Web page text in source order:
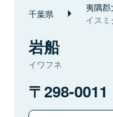
千葉県 夷隅
イス
岩船
イワフネ
298-0011